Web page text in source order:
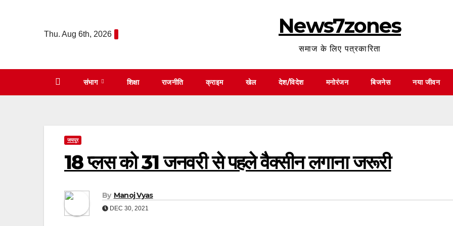
Thu. Aug 6th, 2026 News7zones
समाज के लिए पत्रकारिता
संभाग शिक्षा राजनीति क्राइम खेल देश/विदेश मनोरंजन बिजनेस नया जीवन
जयपुर
18 प्लस को 31 जनवरी से पहले वैक्सीन लगाना जरूरी
By Manoj Vyas
DEC 30, 2021